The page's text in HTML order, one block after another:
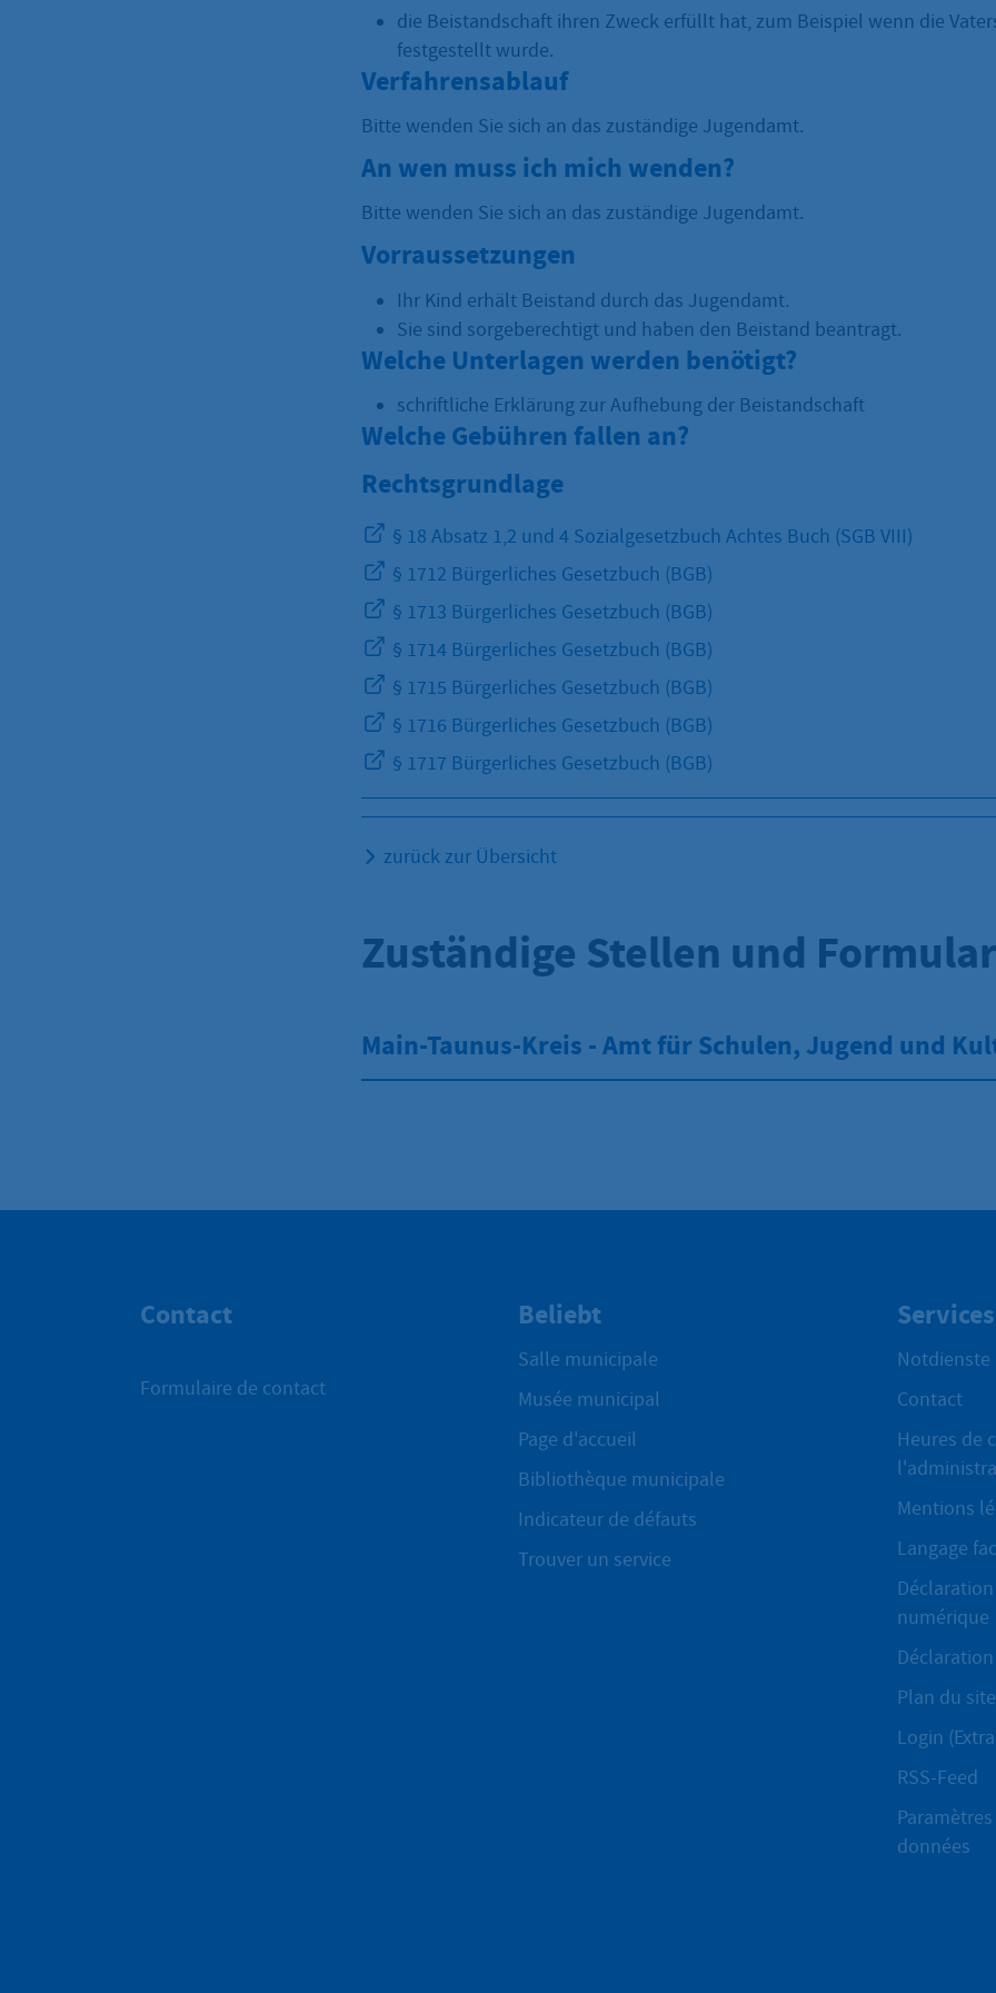
die Beistandschaft ihren Zweck erfüllt hat, zum Beispiel wenn die
festgestellt wurde.
Verfahrensablauf
Bitte wenden Sie sich an das zuständige Jugendamt.
An wen muss ich mich wenden?
Bitte wenden Sie sich an das zuständige Jugendamt.
Vorraussetzungen
Ihr Kind erhält Beistand durch das Jugendamt.
Sie sind sorgeberechtigt und haben den Beistand beantragt.
Welche Unterlagen werden benötigt?
schriftliche Erklärung zur Aufhebung der Beistandschaft
Welche Gebühren fallen an?
Rechtsgrundlage
§ 18 Absatz 1,2 und 4 Sozialgesetzbuch Achtes Buch (SGB VIII)
§ 1712 Bürgerliches Gesetzbuch (BGB)
§ 1713 Bürgerliches Gesetzbuch (BGB)
§ 1714 Bürgerliches Gesetzbuch (BGB)
§ 1715 Bürgerliches Gesetzbuch (BGB)
§ 1716 Bürgerliches Gesetzbuch (BGB)
§ 1717 Bürgerliches Gesetzbuch (BGB)
zurück zur Übersicht
Zuständige Stellen und
Main-Taunus-Kreis - Amt für Schulen, Jugend und
Contact
Formulaire de contact
Beliebt
Salle municipale
Musée municipal
Page d'accueil
Bibliothèque municipale
Indicateur de défauts
Trouver un service
Services
Notdienste
Contact
Heures de
Mentions
Langage
numérique
Plan du site
Login
RSS-Feed
données